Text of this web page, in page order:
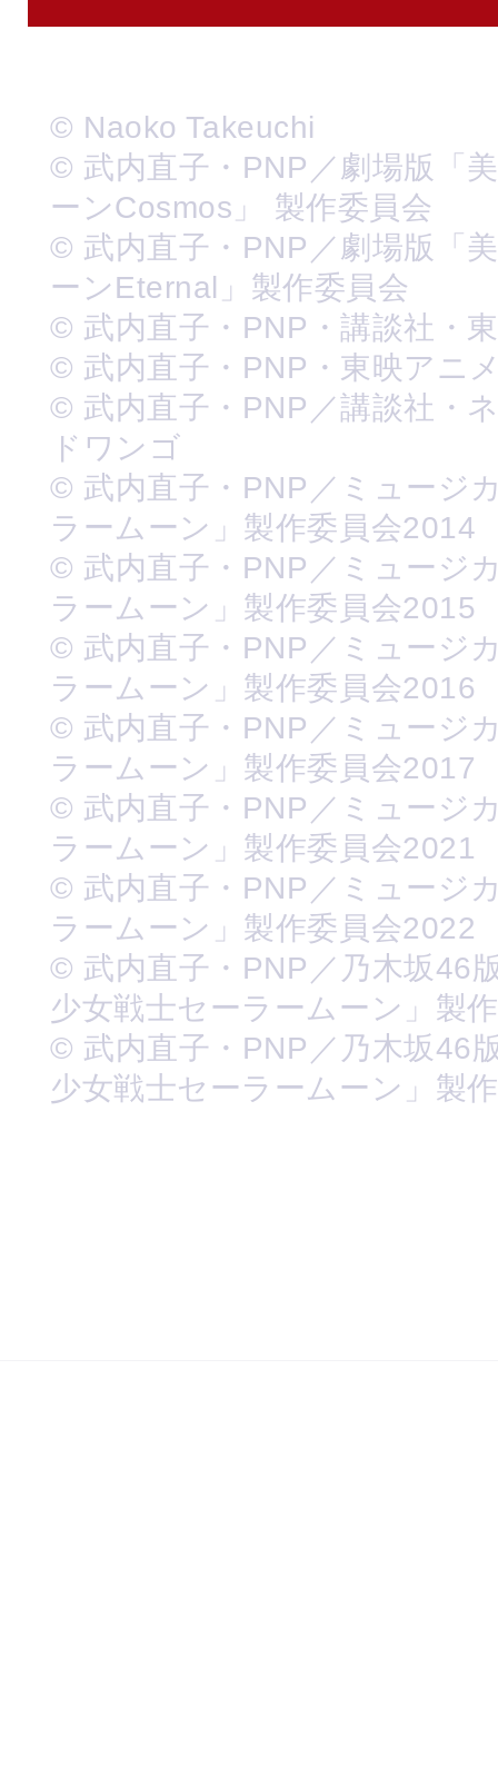
© Naoko Takeuchi
© 武内直子・PNP／劇場版「
ーンCosmos」 製作委員会
© 武内直子・PNP／劇場版「
ーンEternal」製作委員会
© 武内直子・PNP・講談社・
© 武内直子・PNP・東映アニ
© 武内直子・PNP／講談社・
ドワンゴ
© 武内直子・PNP／ミュージ
ラームーン」製作委員会2014
© 武内直子・PNP／ミュージ
ラームーン」製作委員会2015
© 武内直子・PNP／ミュージ
ラームーン」製作委員会2016
© 武内直子・PNP／ミュージ
ラームーン」製作委員会2017
© 武内直子・PNP／ミュージ
ラームーン」製作委員会2021
© 武内直子・PNP／ミュージ
ラームーン」製作委員会2022
© 武内直子・PNP／乃木坂46
少女戦士セーラームーン」製
© 武内直子・PNP／乃木坂46
少女戦士セーラームーン」製